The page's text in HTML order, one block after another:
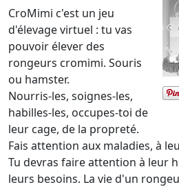
CroMimi c'est un jeu
d'élevage virtuel : tu vas
pouvoir élever des
rongeurs cromimi. Souris
ou hamster.
Nourris-les, soignes-les,
habilles-les, occupes-toi de
leur cage, de la propreté.
Fais attention aux maladies, à
Tu devras faire attention à leur
leurs besoins. La vie d'un